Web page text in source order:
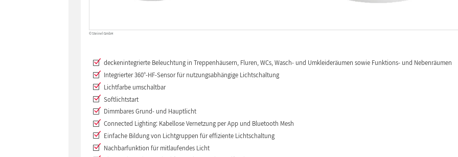
© Steinel GmbH
deckenintegrierte Beleuchtung in Treppenhäusern, Fluren, WCs, Wasch- und Umkleideräumen sowie Funktions- und Nebenräumen
Integrierter 360°-HF-Sensor für nutzungsabhängige Lichtschaltung
Lichtfarbe umschaltbar
Softlichtstart
Dimmbares Grund- und Hauptlicht
Connected Lighting: Kabellose Vernetzung per App und Bluetooth Mesh
Einfache Bildung von Lichtgruppen für effiziente Lichtschaltung
Nachbarfunktion für mitlaufendes Licht